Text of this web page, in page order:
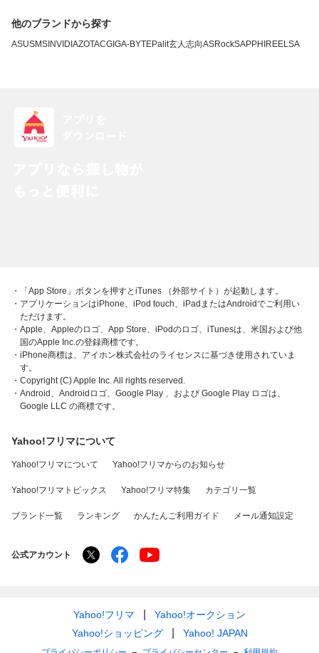
他のブランドから探す
ASUSMSI NVIDIAZOTACGIGA-BYTEPalit玄人志向ASRockSAPPHIREELSA
・「App Store」ボタンを押すとiTunes （外部サイト）が起動します。
・アプリケーションはiPhone、iPod touch、iPadまたはAndroidでご利用い
ただけます。
・Apple、Appleのロゴ、App Store、iPodのロゴ、iTunesは、米国および他
国のApple Inc.の登録商標です。
・iPhone商標は、アイホン株式会社のライセンスに基づき使用されていま
す。
・Copyright (C) Apple Inc. All rights reserved.
・Android、Androidロゴ、Google Play 、および Google Play ロゴは、
Google LLC の商標です。
Yahoo!フリマについて
Yahoo!フリマについて Yahoo!フリマからのお知らせ
Yahoo!フリマトピックス Yahoo!フリマ特集 カテゴリ一覧
ブランド一覧 ランキング かんたんご利用ガイド メール通知設定
公式アカウント
Yahoo!フリマ
Yahoo!オークション
Yahoo!ショッピング
Yahoo! JAPAN